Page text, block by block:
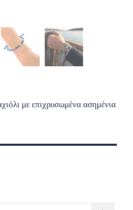
με επιχρυσωμένα ασημένια